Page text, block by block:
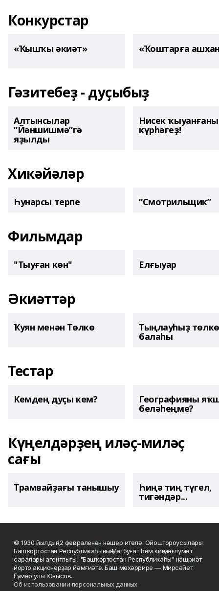
Конкурстар
«Ҡышҡы әкиәт» «Ҡоштарға
Гәзитебеҙ - дуҫыбыҙ
Алтынсылар
“Йәншишмә”гә
яҙылды
Нисек
күрһәгеҙ!
Хикәйәләр
Һунарсы терпе “Смотрильщик”
Фильмдар
"Тыуған көн" Елғыуар
Әкиәттәр
Ҡуян менән Төлкө Тыңлауһыҙ төлкө
балаһы
Тестар
Кемдең дуҫы кем? Географияны
беләһеңме?
Күңелдәрҙең иләҫ-миләҫ
сағы
Трамвайҙағы танышыу Һиңә тиң түгел,
тигәндәр...
© 1930 йылдың 12 февраленән нәшер ителә. Ойоштороусылары:
Башҡортостан Республикаһының Матбуғат һәм киң мәғлүмәт
саралары агентлығы, "Башҡортостан Республикаһы" нәшриәт
йорто акционерҙар йәмғиәте. Баш мөхәррире — Мирсәйет
Ғүмәр улы Юнысов.
Об использовании персональных данных